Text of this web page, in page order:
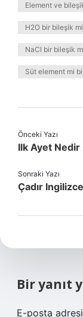
Element ve
H2O bir bileşik mi
NaCl bir bileşik
Süt element mi
Önceki Yazı
Ilk Ayet Nedir
Sonraki Yazı
Çadır
Bir yanıt
E-posta